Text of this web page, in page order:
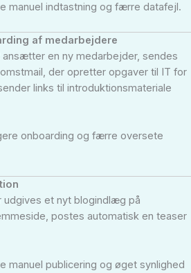
manuel indtastning og færre datafejl.
af medarbejdere
ansætter en ny medarbejder, sendes
der opretter opgaver til IT for
links til introduktionsmateriale
onboarding og færre oversete
udgives et nyt blogindlæg på
postes automatisk en teaser
manuel publicering og øget synlighed